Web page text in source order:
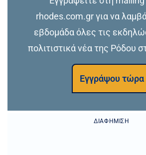
rhodes.com.gr για να
εβδομάδα όλες τις
πολιτιστικά νέα της Ρόδου
Εγγράψου τώρα
ΔΙΑΦΉΜΙΣΗ